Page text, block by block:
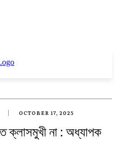
OCTOBER 17, 2025
ক্লাসমুখী না : অধ্যাপক